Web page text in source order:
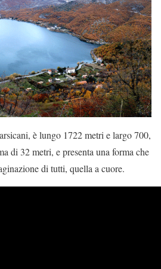
è lungo 1722 metri e largo 700,
di 32 metri, e presenta una forma che
di tutti, quella a cuore.